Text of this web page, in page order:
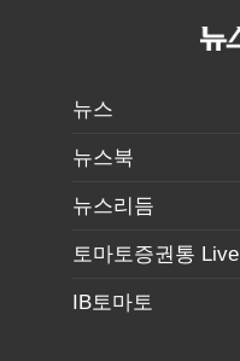
뉴스
뉴스북
뉴스리듬
토마토증권통 Live
IB토마토